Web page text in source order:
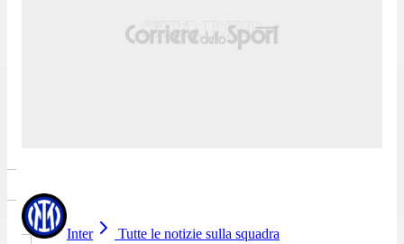
Inter Tutte le notizie sulla squadra